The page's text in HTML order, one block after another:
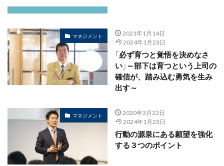
マネジメント
2021年1月14日
2024年1月23日
「必ず育つと覚悟を決めなさ
い」～部下は育つという上司の
確信が、踏み込む勇気を生み
出す～
マネジメント
2020年3月22日
2024年1月23日
行動の源泉にある願望を強化
する３つのポイント